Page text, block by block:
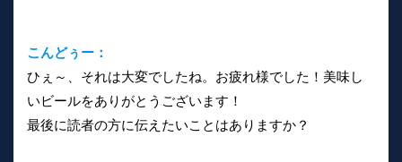
こんどぅー：
ひぇ～、それは大変でしたね。お疲れ様でした！美味し
いビールをありがとうございます！
最後に読者の方に伝えたいことはありますか？